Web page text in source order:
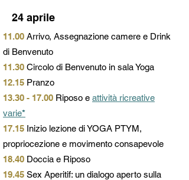
24 aprile
11.00 Arrivo, Assegnazione camere e Drink
di Benvenuto
11.30 Circolo di Benvenuto in sala Yoga
12.15 Pranzo
13.30 - 17.00 Riposo e attività ricreative
varie*
17.15 Inizio lezione di YOGA PTYM,
propriocezione e movimento consapevole
18.40 Doccia e Riposo
19.45 Sex Aperitif: un dialogo aperto sulla